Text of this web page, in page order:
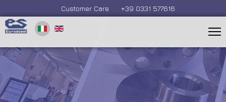
Customer Care +39 0331 577616